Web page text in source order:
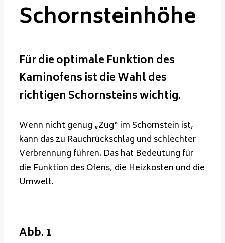
Schornsteinhöhe
Für die optimale Funktion des
Kaminofens ist die Wahl des
richtigen Schornsteins wichtig.
Wenn nicht genug „Zug“ im Schornstein ist,
kann das zu Rauchrückschlag und schlechter
Verbrennung führen. Das hat Bedeutung für
die Funktion des Ofens, die Heizkosten und die
Umwelt.
Abb. 1